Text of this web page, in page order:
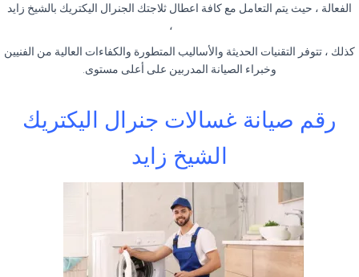
الفعالة ، حيث يتم التعامل مع كافة اعطال ثلاجتك الجنرال اليكتريك بالشيخ زايد
،
كذلك ، تتوفر التقنيات الحديثة والأساليب المتطورة والكفاءات العالية من الفنيين
وخبراء الصيانة المدربين على أعلى مستوى
رقم صيانة غسالات جنرال اليكتريك
الشيخ زايد